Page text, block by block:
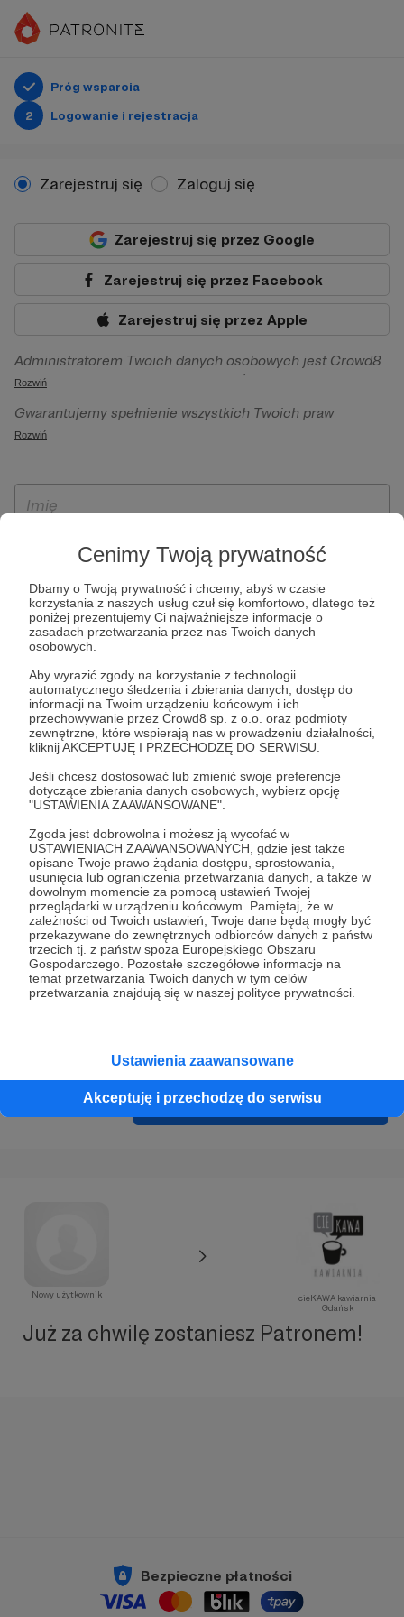
Cenimy Twoją prywatność
Dbamy o Twoją prywatność i chcemy, abyś w czasie
korzystania z naszych usług czuł się komfortowo, dlatego też
poniżej prezentujemy Ci najważniejsze informacje o
zasadach przetwarzania przez nas Twoich danych
osobowych.
Aby wyrazić zgody na korzystanie z technologii
automatycznego śledzenia i zbierania danych, dostęp do
informacji na Twoim urządzeniu końcowym i ich
przechowywanie przez Crowd8 sp. z o.o. oraz podmioty
zewnętrzne, które wspierają nas w prowadzeniu działalności,
kliknij AKCEPTUJĘ I PRZECHODZĘ DO SERWISU.
Jeśli chcesz dostosować lub zmienić swoje preferencje
dotyczące zbierania danych osobowych, wybierz opcję
"USTAWIENIA ZAAWANSOWANE".
Zgoda jest dobrowolna i możesz ją wycofać w
USTAWIENIACH ZAAWANSOWANYCH, gdzie jest także
opisane Twoje prawo żądania dostępu, sprostowania,
usunięcia lub ograniczenia przetwarzania danych, a także w
dowolnym momencie za pomocą ustawień Twojej
przeglądarki w urządzeniu końcowym. Pamiętaj, że w
zależności od Twoich ustawień, Twoje dane będą mogły być
przekazywane do zewnętrznych odbiorców danych z państw
trzecich tj. z państw spoza Europejskiego Obszaru
Gospodarczego. Pozostałe szczegółowe informacje na
temat przetwarzania Twoich danych w tym celów
przetwarzania znajdują się w naszej polityce prywatności.
Ustawienia zaawansowane
Akceptuję i przechodzę do serwisu
Próg wsparcia
2
Logowanie i rejestracja
Zarejestruj się Zaloguj się
Zarejestruj się przez Google
Zarejestruj się przez Facebook
Zarejestruj się przez Apple
Administratorem Twoich danych osobowych jest Crowd8
sp. z o.o. z siedziba w Warszawie, ul. Żwirki i Wigury 16, 02-
092 Warszawa. Twoje dane osobowe będą przetwarzane w
szczególności w celu wykonania umowy zawartej z Tobą, w
Patronite.pl, w tym możliwości dokonywania oraz
otrzymywania wsparcia na naszej platformie oraz
Rozwiń
Gwarantujemy spełnienie wszystkich Twoich praw
wynikających z ogólnego rozporządzenia o ochronie
ich przenoszenia, niepodlegania zautomatyzowanemu
wyrażenia sprzeciwu wobec przetwarzania Twoich danych
osobowych. Rejestracja dla osób niepełnoletnich możliwa
jest po przekazaniu podpisanego formularza "Zgodna na
założenie konta przez osobę niepełnoletnią", formularz
dostępny jest na stronie regulaminu Patronite.pl.
Rozwiń
* Zapoznałem się i akceptujęRegulaminserwisu oraz
Prywatności.
* Wyrażam zgodę na przetwarzanie moich danych
osobowych podanych w formularzu rejestracyjnym w celu
prawidłowego świadczenia usług serwisu Patronite.
Wyrażam zgodę na otrzymywanie drogą elektroniczną
informacji handlowych - newslettera. Opcja ta może zostać
zmieniona w ustawieniach konta.
Cofnij Zarejestruj się i przejdź dalej
Nowy użytkownik
cieKAWA kawiarnia
Gdańsk
Już za chwilę zostaniesz Patronem!
Bezpieczne płatności